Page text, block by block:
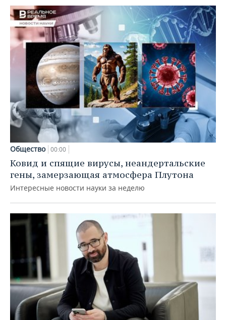
Общество 00:00
Ковид и спящие вирусы, неандертальские
гены, замерзающая атмосфера Плутона
Интересные новости науки за неделю